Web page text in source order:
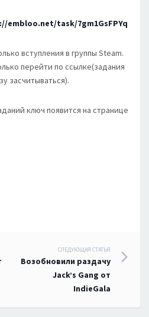
embloo.net/task/7gm1GsFPYq
вступления в группы Steam.
перейти по ссылке(задания
засчитываться).
ключ появится на странице
СЛЕДУЮЩАЯ СТАТЬЯ
Возобновили раздачу
Jack’s Gang от
IndieGala